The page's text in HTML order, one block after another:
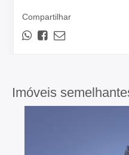
Compartilhar
Imóveis